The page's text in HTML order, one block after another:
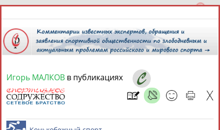
6 августа 2026 года,
СПОРТСМЕНЫ, ТРЕНЕРЫ И СПЕЦИАЛИСТЫ
Игорь МАЛКОВ в публикациях